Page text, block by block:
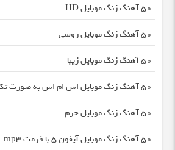
50 آهنگ زنگ موبایل HD
50 آهنگ زنگ موبایل روسی
50 آهنگ زنگ موبایل زیبا
50 آهنگ زنگ موبایل اس ام اس به صورت تک تک
50 آهنگ زنگ موبایل حرم
50 آهنگ زنگ موبایل آیفون 5 با فرمت mp3